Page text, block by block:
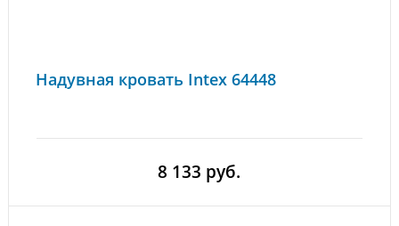
Надувная кровать Intex 64448
8 133 руб.